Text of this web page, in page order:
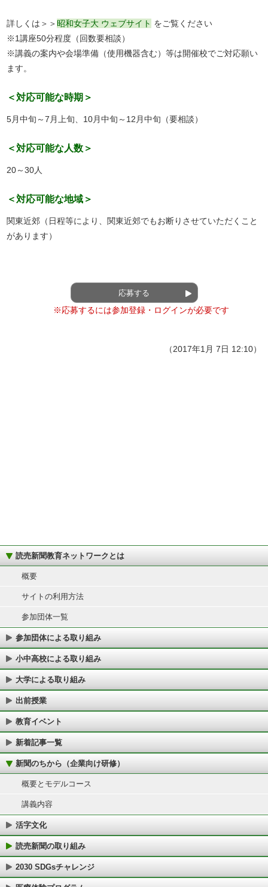
詳しくは＞＞ 昭和女子大 ウェブサイト をご覧ください
※1講座50分程度（回数要相談）
※講義の案内や会場準備（使用機器含む）等は開催校でご対応願い
ます。
＜対応可能な時期＞
5月中旬～7月上旬、10月中旬～12月中旬（要相談）
＜対応可能な人数＞
20～30人
＜対応可能な地域＞
関東近郊（日程等により、関東近郊でもお断りさせていただくこと
があります）
応募する
※応募するには参加登録・ログインが必要です
（2017年1月 7日 12:10）
読売新聞教育ネットワークとは
概要
サイトの利用方法
参加団体一覧
参加団体による取り組み
小中高校による取り組み
大学による取り組み
出前授業
教育イベント
新着記事一覧
新聞のちから（企業向け研修）
概要とモデルコース
講義内容
活字文化
読売新聞の取り組み
2030 SDGsチャレンジ